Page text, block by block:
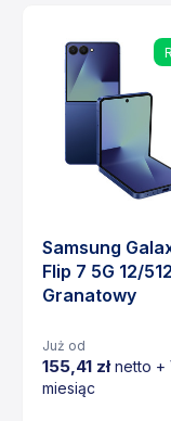
Samsung
Flip 7 5G 12/
Granatowy
Już od
155,41 złnetto +
miesiąc